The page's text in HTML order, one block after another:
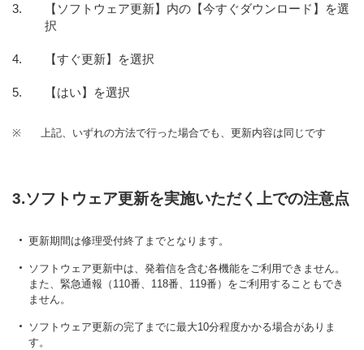
【ソフトウェア更新】内の【今すぐダウンロード】を選
択
【すぐ更新】を選択
【はい】を選択
※ 上記、いずれの方法で行った場合でも、更新内容は同じです
3.ソフトウェア更新を実施いただく上での注意点
更新期間は修理受付終了までとなります。
ソフトウェア更新中は、発着信を含む各機能をご利用できません。
また、緊急通報（110番、118番、119番）をご利用することもでき
ません。
ソフトウェア更新の完了までに最大10分程度かかる場合がありま
す。